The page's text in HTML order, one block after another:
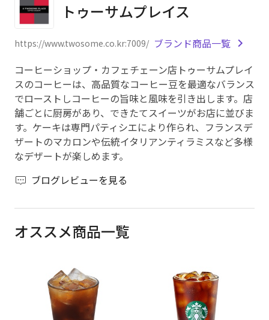
トゥーサムプレイス
https://www.twosome.co.kr:7009/ ブランド商品一覧
コーヒーショップ・カフェチェーン店トゥーサムプレイ
スのコーヒーは、高品質なコーヒー豆を最適なバランス
でローストしコーヒーの旨味と風味を引き出します。店
舗ごとに厨房があり、できたてスイーツがお店に並びま
す。ケーキは専門パティシエにより作られ、フランスデ
ザートのマカロンや伝統イタリアンティラミスなど多様
なデザートが楽しめます。
ブログレビューを見る
オススメ商品一覧